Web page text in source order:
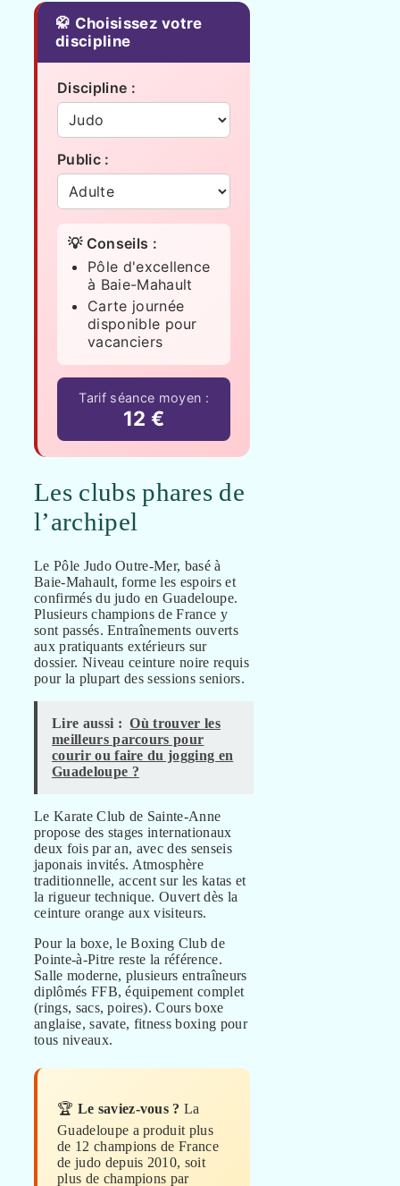
🥋 Choisissez votre
discipline
Discipline :
Public :
💡 Conseils :
Pôle d'excellence
à Baie-Mahault
Carte journée
disponible pour
vacanciers
Tarif séance moyen :
12 €
Les clubs phares de
l’archipel
Le Pôle Judo Outre-Mer, basé à
Baie-Mahault, forme les espoirs et
confirmés du judo en Guadeloupe.
Plusieurs champions de France y
sont passés. Entraînements ouverts
aux pratiquants extérieurs sur
dossier. Niveau ceinture noire requis
pour la plupart des sessions seniors.
Lire aussi : Où trouver les
meilleurs parcours pour
courir ou faire du jogging en
Guadeloupe ?
Le Karate Club de Sainte-Anne
propose des stages internationaux
deux fois par an, avec des senseis
japonais invités. Atmosphère
traditionnelle, accent sur les katas et
la rigueur technique. Ouvert dès la
ceinture orange aux visiteurs.
Pour la boxe, le Boxing Club de
Pointe-à-Pitre reste la référence.
Salle moderne, plusieurs entraîneurs
diplômés FFB, équipement complet
(rings, sacs, poires). Cours boxe
anglaise, savate, fitness boxing pour
tous niveaux.
🏆 Le saviez-vous ? La
Guadeloupe a produit plus
de 12 champions de France
de judo depuis 2010, soit
plus de champions par